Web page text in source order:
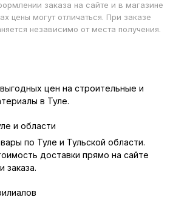
заказа на сайте и в магазине
цены могут отличаться. При заказе
независимо от места получения.
цен на строительные и
в Туле.
и области
по Туле и Тульской области.
доставки прямо на сайте
заказа.